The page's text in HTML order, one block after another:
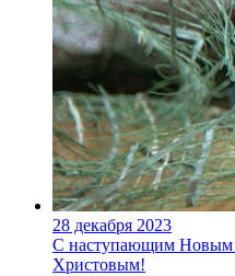
28 декабря 2023
С наступающим Новым
Христовым!